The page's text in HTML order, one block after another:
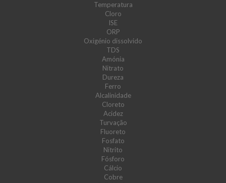
Temperatura
Cloro
ISE
ORP
Oxigénio dissolvido
TDS
Amónia
Nitrato
Dureza
Ferro
Alcalinidade
Cloreto
Acidez
Turvação
Fluoreto
Fosfato
Nitrito
Fósforo
Cálcio
Cobre